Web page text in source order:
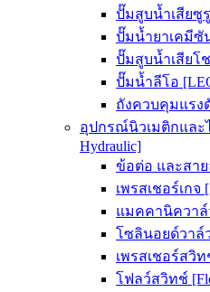
ปั๊มสูบน้ำเสียซูรู
ปั๊มน้ำยาเคมีซัน
ปั๊มสูบน้ำเสียโช
ปั๊มน้ำลีโอ
ถังควบคุมแรงดั
อุปกรณ์นิวเมติกและไ
Hydraulic]
ข้อต่อ และสาย
เพรสเชอร์เกจ
แมคคานิควาล์ว
โซลินอยด์วาล์ว
เพรสเชอร์สวิท
โฟลว์สวิทช์